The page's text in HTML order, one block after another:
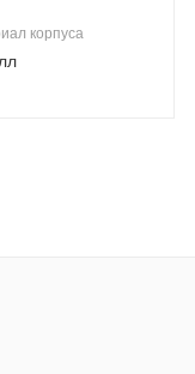
корпуса